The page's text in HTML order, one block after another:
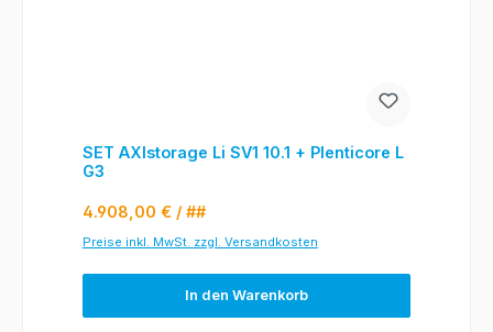
SET AXIstorage Li SV1 10.1 + Plenticore L
G3
Regulärer Preis:
4.908,00 € / ##
Preise inkl. MwSt. zzgl. Versandkosten
In den Warenkorb